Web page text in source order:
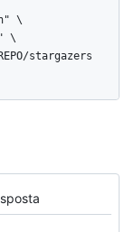
stargazers